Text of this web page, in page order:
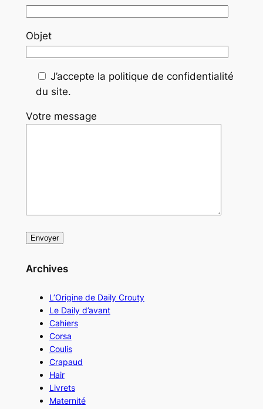
Objet
J’accepte la politique de confidentialité
du site.
Votre message
Archives
L’Origine de Daily Crouty
Le Daily d’avant
Cahiers
Corsa
Coulis
Crapaud
Hair
Livrets
Maternité